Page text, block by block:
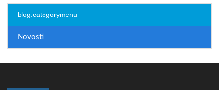
blog.categorymenu
Novosti